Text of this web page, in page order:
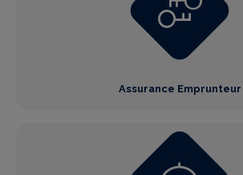
Assurance Emprunteur